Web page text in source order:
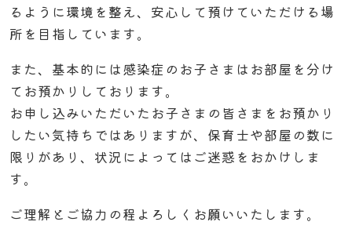
るように環境を整え、安心して預けていただける場
所を目指しています。
また、基本的には感染症のお子さまはお部屋を分け
てお預かりしております。
お申し込みいただいたお子さまの皆さまをお預かり
したい気持ちではありますが、保育士や部屋の数に
限りがあり、状況によってはご迷惑をおかけしま
す。
ご理解とご協力の程よろしくお願いいたします。